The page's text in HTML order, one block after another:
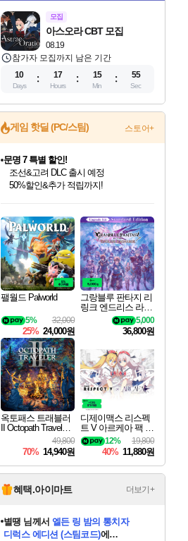
모집
08.19
아스오라 CBT 모집
참가자 모집까지 남은 기간
10
Days
17
Hours
15
Min
54
Sec
게임 핫딜 (PC/스팀) 스토어+
최대 90% 할인가를 만나보세요!
네이버혜택과 함께 만나보세요!
문명 7 특별 할인!
조선&고려 DLC 출시 예정
50%할인&추가 적립까지!
네이버 포인트 혜택까지!
이니&베니 혜택까지!
네이버 혜택가와 함께 예약하세요!
할인&네이버혜택으로 만나보세요!
네이버페이 혜택과 만나보세요!
40주년 프로모션으로 만나보세요!
할인가에 만나보세요!
일부 에디션 상시 할인!
혜택으로 예약 판매 중
편안하게 충전하세요
팰월드 Palworld
32,000
5%
25% 24,000원
그랑블루 판타지 리
링크 엔드리스 라그
나로크 업그레이드
킷 Granblue Fantasy
Relink Endless Ragn
C
5,000
36,800원
옥토패스 트래블러
II Octopath Traveler I
49,800
70% 14,940원
디제이맥스 리스펙
트 V 아르케아 팩 D
JMAX RESPECT V
Arcaea Pack DLC
19,800
12%
40% 11,880원
혜택.아이마트 더보기+
별땡 님께서 엘든 링 밤의 통치자
디럭스 에디션 (스팀코드)에